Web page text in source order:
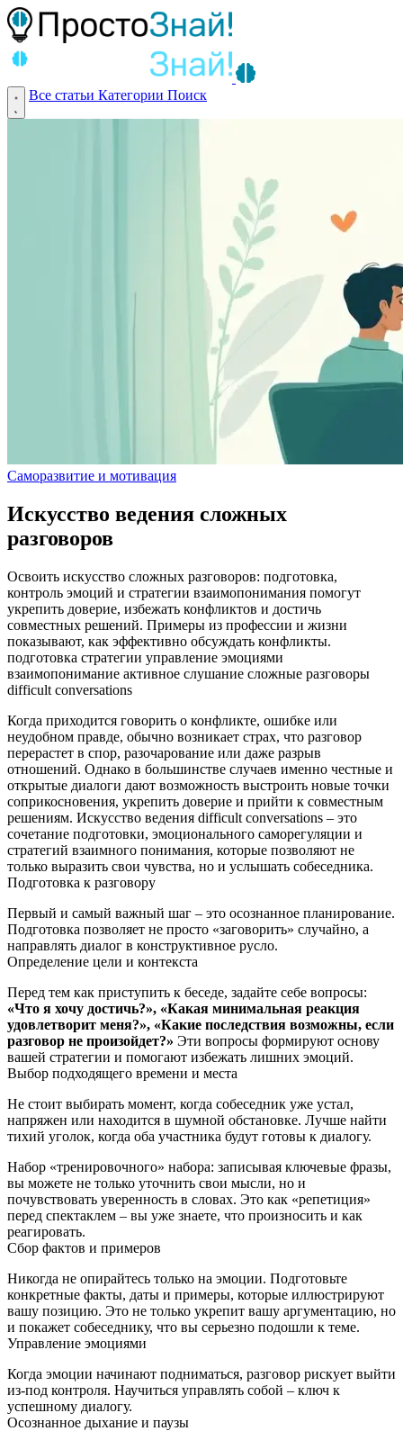
Все статьи Категории Поиск
Саморазвитие и мотивация
Искусство ведения сложных
разговоров
Освоить искусство сложных разговоров: подготовка,
контроль эмоций и стратегии взаимопонимания помогут
укрепить доверие, избежать конфликтов и достичь
совместных решений. Примеры из профессии и жизни
показывают, как эффективно обсуждать конфликты.
подготовка стратегии управление эмоциями
взаимопонимание активное слушание сложные разговоры
difficult conversations
Когда приходится говорить о конфликте, ошибке или
неудобном правде, обычно возникает страх, что разговор
перерастет в спор, разочарование или даже разрыв
отношений. Однако в большинстве случаев именно честные и
открытые диалоги дают возможность выстроить новые точки
соприкосновения, укрепить доверие и прийти к совместным
решениям. Искусство ведения difficult conversations – это
сочетание подготовки, эмоционального саморегуляции и
стратегий взаимного понимания, которые позволяют не
только выразить свои чувства, но и услышать собеседника.
Подготовка к разговору
Первый и самый важный шаг – это осознанное планирование.
Подготовка позволяет не просто «заговорить» случайно, а
направлять диалог в конструктивное русло.
Определение цели и контекста
Перед тем как приступить к беседе, задайте себе вопросы:
«Что я хочу достичь?», «Какая минимальная реакция
удовлетворит меня?», «Какие последствия возможны, если
разговор не произойдет?» Эти вопросы формируют основу
вашей стратегии и помогают избежать лишних эмоций.
Выбор подходящего времени и места
Не стоит выбирать момент, когда собеседник уже устал,
напряжен или находится в шумной обстановке. Лучше найти
тихий уголок, когда оба участника будут готовы к диалогу.
Набор «тренировочного» набора: записывая ключевые фразы,
вы можете не только уточнить свои мысли, но и
почувствовать уверенность в словах. Это как «репетиция»
перед спектаклем – вы уже знаете, что произносить и как
реагировать.
Сбор фактов и примеров
Никогда не опирайтесь только на эмоции. Подготовьте
конкретные факты, даты и примеры, которые иллюстрируют
вашу позицию. Это не только укрепит вашу аргументацию, но
и покажет собеседнику, что вы серьезно подошли к теме.
Управление эмоциями
Когда эмоции начинают подниматься, разговор рискует выйти
из-под контроля. Научиться управлять собой – ключ к
успешному диалогу.
Осознанное дыхание и паузы